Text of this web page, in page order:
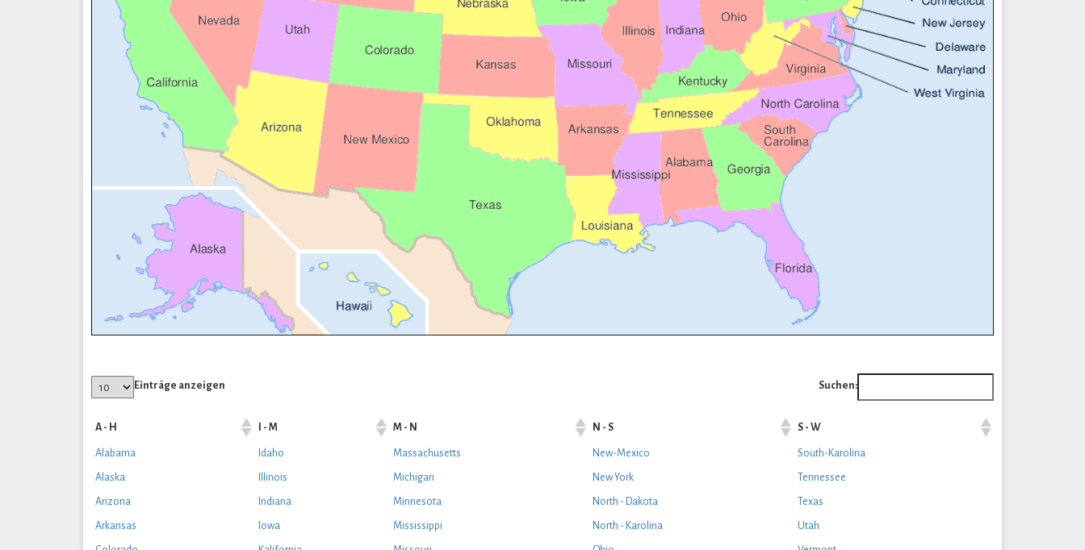
Einträge anzeigen Suchen:
A - H I - M M - N N - S S - W
Alabama Idaho Massachusetts New-Mexico South-Karolina
Alaska Illinois Michigan New York Tennessee
Arizona Indiana Minnesota North - Dakota Texas
Arkansas Iowa Mississippi North - Karolina Utah